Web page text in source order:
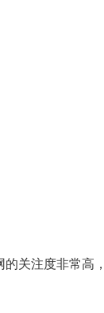
的关注度非常高